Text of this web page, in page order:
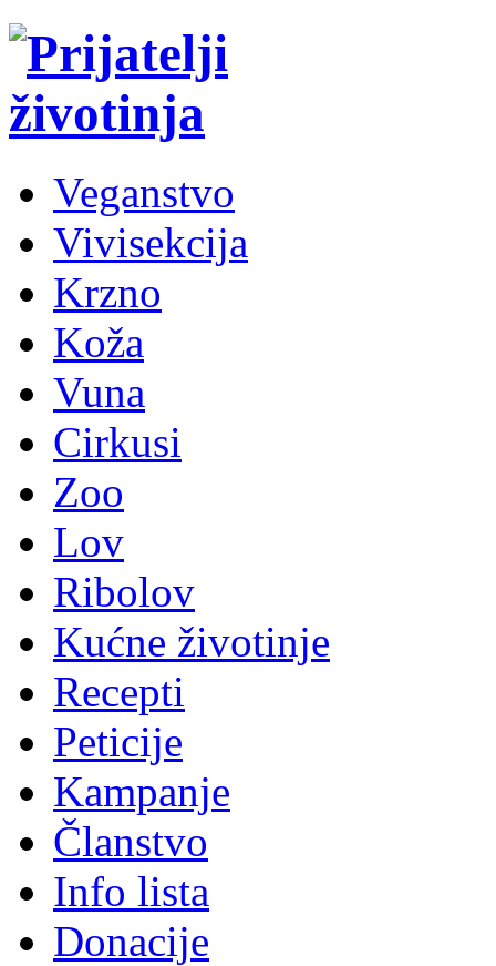
Veganstvo
Vivisekcija
Krzno
Koža
Vuna
Cirkusi
Zoo
Lov
Ribolov
Kućne životinje
Recepti
Peticije
Kampanje
Članstvo
Info lista
Donacije